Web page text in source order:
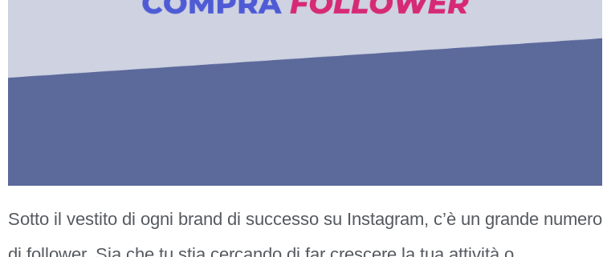
Sotto il vestito di ogni brand di successo su Instagram, c’è un grande numero